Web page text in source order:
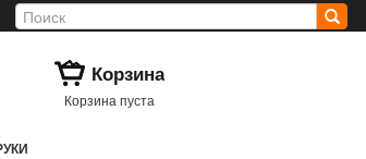
Корзина
Корзина пуста